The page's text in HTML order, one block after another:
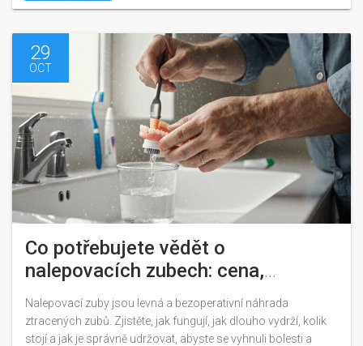
29
OCT
Co potřebujete vědět o
nalepovacích zubech: cena,
trvanlivost a jak to funguje
Nalepovací zuby jsou levná a bezoperativní náhrada
ztracených zubů. Zjistěte, jak fungují, jak dlouho vydrží, kolik
stojí a jak je správně udržovat, abyste se vyhnuli bolesti a